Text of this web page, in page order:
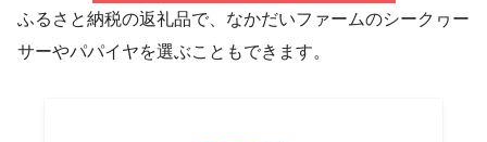
ふるさと納税の返礼品で、なかだいファームのシークヮー
サーやパパイヤを選ぶこともできます。